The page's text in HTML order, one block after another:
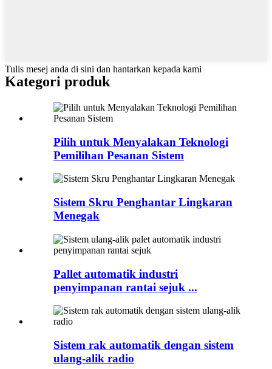
Tulis mesej anda di sini dan hantarkan kepada kami
Kategori produk
Pilih untuk Menyalakan Teknologi
Pemilihan Pesanan Sistem
Sistem Skru Penghantar Lingkaran
Menegak
Pallet automatik industri
penyimpanan rantai sejuk ...
Sistem rak automatik dengan sistem
ulang-alik radio